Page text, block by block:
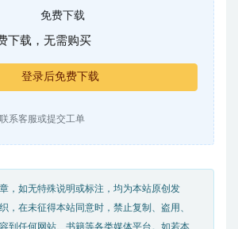
免费下载
下载，无需购买
登录后免费下载
系客服或提交工单
，如无特殊说明或标注，均为本站原创发
，在未征得本站同意时，禁止复制、盗用、
到任何网站、书籍等各类媒体平台。如若本